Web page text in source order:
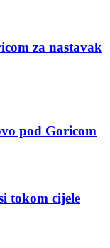
za nastavak
pod Goricom
tokom cijele